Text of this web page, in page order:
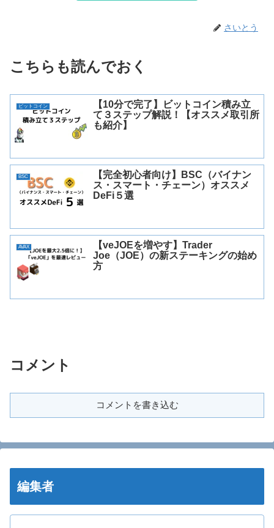
さいとう
こちらも読んでおく
ビットコイン
【10分で完了】ビットコイン積み立
て３ステップ解説！【オススメ取引所
も紹介】
BSC
【完全初心者向け】BSC（バイナン
ス・スマート・チェーン）オススメ
DeFi５選
AVAX
【veJOEを増やす】Trader
Joe（JOE）の新ステーキングの始め
方
コメント
コメントを書き込む
編集者